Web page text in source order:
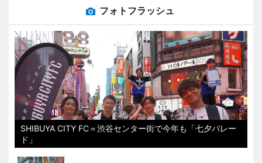
フォトフラッシュ
SHIBUYA CITY FC＝渋谷センター街で今年も「七夕パレー
ド」